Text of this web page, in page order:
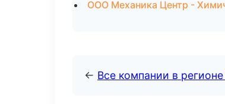
ООО Механика Центр -
← Все компании в